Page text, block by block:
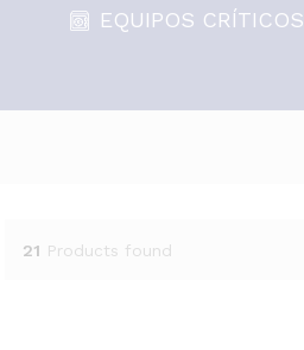
EQUIPOS CRÍTICOS
21 Products found